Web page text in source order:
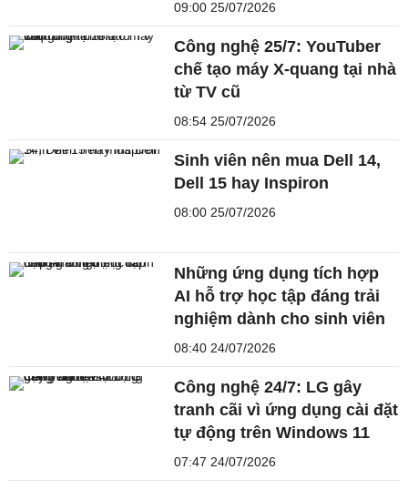
09:00 25/07/2026
Công nghệ 25/7: YouTuber
chế tạo máy X-quang tại nhà
từ TV cũ
08:54 25/07/2026
Sinh viên nên mua Dell 14,
Dell 15 hay Inspiron
08:00 25/07/2026
Những ứng dụng tích hợp
AI hỗ trợ học tập đáng trải
nghiệm dành cho sinh viên
08:40 24/07/2026
Công nghệ 24/7: LG gây
tranh cãi vì ứng dụng cài đặt
tự động trên Windows 11
07:47 24/07/2026